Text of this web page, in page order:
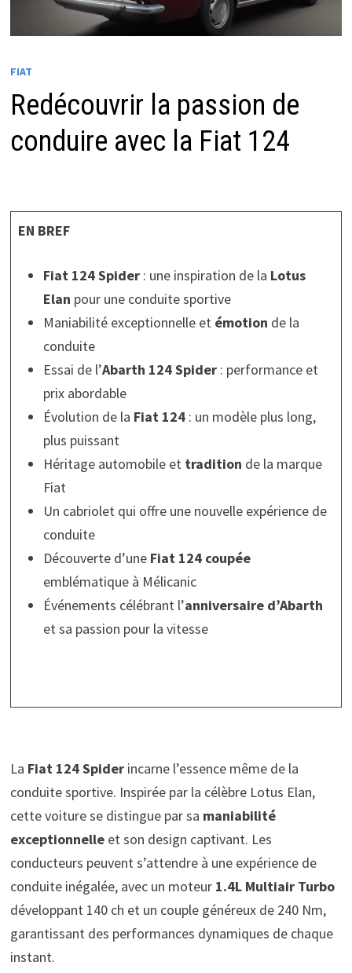
FIAT
Redécouvrir la passion de
conduire avec la Fiat 124
EN BREF
Fiat 124 Spider: une inspiration de la Lotus
Elan pour une conduite sportive
Maniabilité exceptionnelle et émotion de la
conduite
Essai de l’Abarth 124 Spider: performance et
prix abordable
Évolution de la Fiat 124: un modèle plus long,
plus puissant
Héritage automobile et tradition de la marque
Fiat
Un cabriolet qui offre une nouvelle expérience de
conduite
Découverte d’une Fiat 124 coupée
emblématique à Mélicanic
Événements célébrant l’anniversaire d’Abarth
et sa passion pour la vitesse
La Fiat 124 Spiderincarne l’essence même de la
conduite sportive. Inspirée par la célèbre Lotus Elan,
cette voiture se distingue par sa maniabilité
exceptionnelleet son design captivant. Les
conducteurs peuvent s’attendre à une expérience de
conduite inégalée, avec un moteur 1.4L Multiair Turbo
développant 140 ch et un couple généreux de 240 Nm,
garantissant des performances dynamiques de chaque
instant.